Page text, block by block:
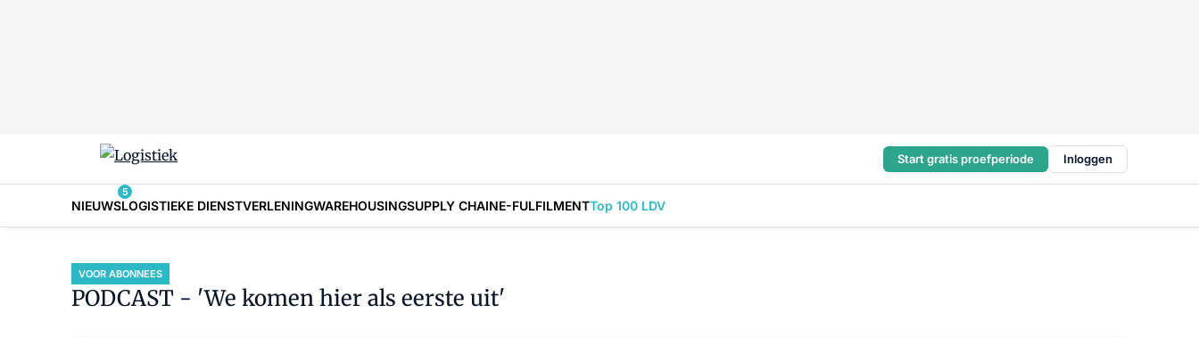
Start gratis proefperiode Inloggen
NIEUWS
5
LOGISTIEKE DIENSTVERLENINGWAREHOUSINGSUPPLY CHAINE-FULFILMENTTop 100 LDV
VOOR ABONNEES
PODCAST - 'We komen hier als eerste uit'